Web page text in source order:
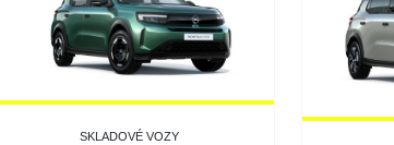
SKLADOVÉ VOZY